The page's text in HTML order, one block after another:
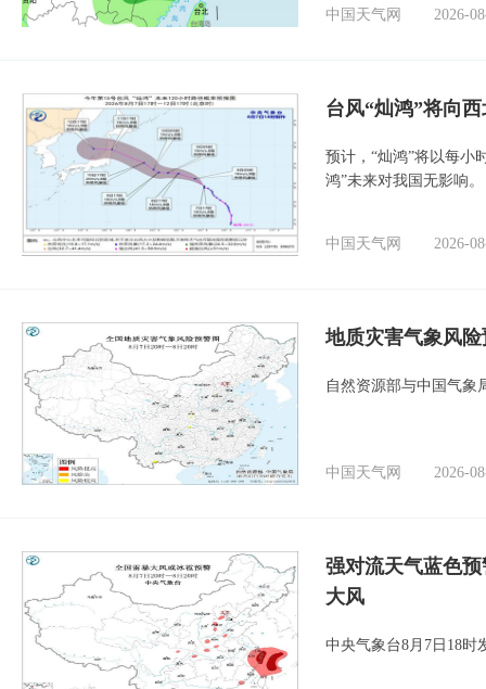
中国天气网 2026-
台风“灿鸿”将向
预计，“灿鸿”将以每小
鸿”未来对我国无影响。
中国天气网 2026-
地质灾害气象风
自然资源部与中国气象
中国天气网 2026-
强对流天气蓝色
大风
中央气象台8月7日18时